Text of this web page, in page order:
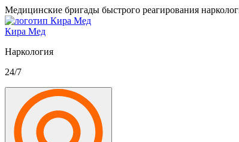
Медицинские бригады быстрого реагирования
Кира Мед
Наркология
24/7